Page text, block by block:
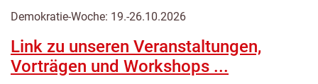
Demokratie-Woche: 19.-26.10.2026
Link zu unseren Veranstaltungen,
Vorträgen und Workshops ...